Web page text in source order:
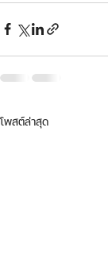
โพสต์ล่าสุด